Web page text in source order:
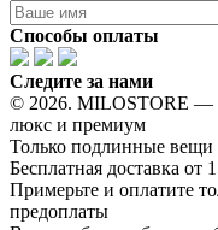
Способы оплаты
Следите за нами
© 2026. MILOSTORE —
люкс и премиум
Только подлинные
Бесплатная доставка от
Примерьте и оплатите
предоплаты